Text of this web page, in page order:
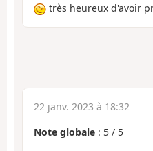
très heureux d'avoir
22 janv. 2023 à 18:32
Note globale : 5 / 5